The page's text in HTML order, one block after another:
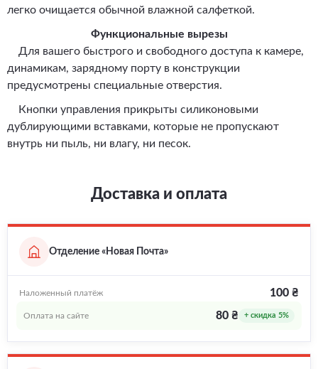
легко очищается обычной влажной салфеткой.
Функциональные вырезы
Для вашего быстрого и свободного доступа к камере,
динамикам, зарядному порту в конструкции
предусмотрены специальные отверстия.
Кнопки управления прикрыты силиконовыми
дублирующими вставками, которые не пропускают
внутрь ни пыль, ни влагу, ни песок.
Доставка и оплата
Отделение «Новая Почта»
Наложенный платёж 100 ₴
Оплата на сайте 80 ₴ + скидка 5%